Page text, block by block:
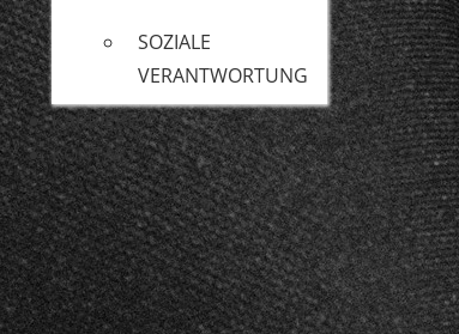
SOZIALE
VERANTWORTUNG
KARRIERE
KONTAKT